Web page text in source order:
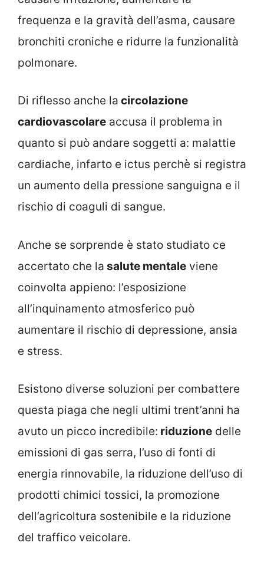
frequenza e la gravità dell’asma, causare
bronchiti croniche e ridurre la funzionalità
polmonare.
Di riflesso anche la circolazione
cardiovascolare accusa il problema in
quanto si può andare soggetti a: malattie
cardiache, infarto e ictus perchè si registra
un aumento della pressione sanguigna e il
rischio di coaguli di sangue.
Anche se sorprende è stato studiato ce
accertato che la salute mentale viene
coinvolta appieno: l’esposizione
all’inquinamento atmosferico può
aumentare il rischio di depressione, ansia
e stress.
Esistono diverse soluzioni per combattere
questa piaga che negli ultimi trent’anni ha
avuto un picco incredibile: riduzione delle
emissioni di gas serra, l’uso di fonti di
energia rinnovabile, la riduzione dell’uso di
prodotti chimici tossici, la promozione
dell’agricoltura sostenibile e la riduzione
del traffico veicolare.